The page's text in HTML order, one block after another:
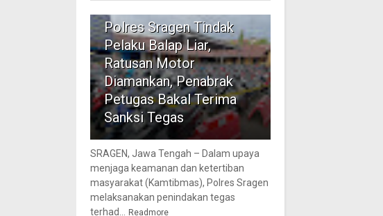
Polres Sragen Tindak
Pelaku Balap Liar,
Ratusan Motor
Diamankan, Penabrak
Petugas Bakal Terima
Sanksi Tegas
SRAGEN, Jawa Tengah – Dalam upaya
menjaga keamanan dan ketertiban
masyarakat (Kamtibmas), Polres Sragen
melaksanakan penindakan tegas
terhad... Readmore